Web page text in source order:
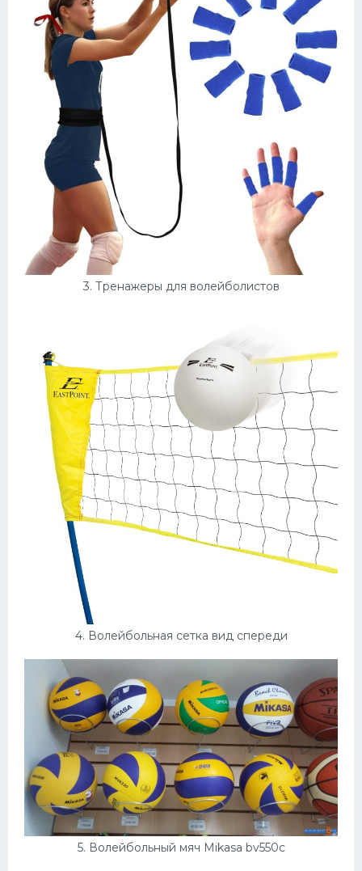
3. Тренажеры для волейболистов
4. Волейбольная сетка вид спереди
5. Волейбольный мяч Mikasa bv550c